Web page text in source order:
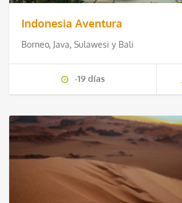
Indonesia Aventura
Borneo, Java, Sulawesi y Bali
-19 días